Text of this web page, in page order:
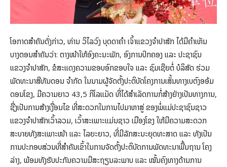
ໂອກາດສຳຄັນດັ່ງກ່າວ, ທ່ານ ວິໄລວົງ ບຸດດາຄຳ ເຈົ້າແຂວງຈຳປາສັກ ໄດ້ມີຄຳເຫັນ
ບາງຕອນສຳຄັນວ່າ: ຕາງໜ້າໃຫ້ອົງຄະນະພັກ, ອົງການປົກຄອງ ແລະ ປະຊາຊົນ
ແຂວງຈຳປາສັກ, ຂໍສະແດງຄວາມຂອບອົກຂອບໃຈ ແລະ ຊົມເຊີຍຕໍ່ ບໍລິສັດ ຮ່ວມ
ພັດທະນາສີທັນດອນ ຈຳກັດ ໃນນາມຜູ້ຈັດຕັ້ງປະຕິບັດໂຄງການເສັ້ນທາງເບຕົງອອ້ມ
ດອນໂຂງ, ມີຄວາມຍາວ 43,5 ກິໂລແມັດ ທີ່ໄດ້ສຳເລັດການກໍ່ສ້າງຢ່າງເປັນທາງການ,
ຊື່ງເປັນການສ້າງເງື່ອນໄຂ ທີ່ສະດວກໃນການໄປມາຫາສູ່ ຂອງພໍ່ແມ່ປະຊາຊົນຊາວ
ແຂວງຈຳປາສັກເວົ້າລວມ, ເວົ້າສະເພາະແມ່ນຊາວ ເມືອງໂຂງ ໃຫ້ມີຄວາມສະດວກ
ສະບາຍທັງສະເພາະໜ້າ ແລະ ໄລຍະຍາວ, ທີ່ມີລັກສະນະຍຸດທະສາດ ແລະ ທັງເປັນ
ການປະກອບສ່ວນທີ່ສຳຄັນເຂົ້າໃນການຈັດຕັ້ງປະຕິບັດການພັດທະນາພື້ນຖານ ໂຄງ
ລ່າງ, ພ້ອມທັງຮັບປະກັນຄວາມມີສະຖຽນລະພາບ ແລະ ໝັ້ນຄົງທາງດ້ານການ